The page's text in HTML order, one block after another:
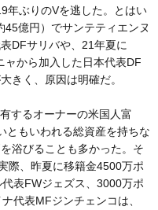
年ぶりのVを逃した。とはい
億円）でサンテティエンヌ
DFサリバや、21年夏に
から加入した日本代表DF
きく、原因は明確だ。
するオーナーの米国人富
ともいわれる総資産を持ちな
浴びることも多かった。そ
際、昨夏に移籍金4500万ポ
表FWジェズス、3000万ポ
代表MFジンチェンコは、